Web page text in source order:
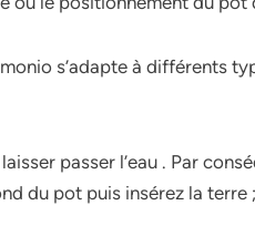
s’adapte à différents
passer l’eau . Par
du pot puis insérez la terre ;